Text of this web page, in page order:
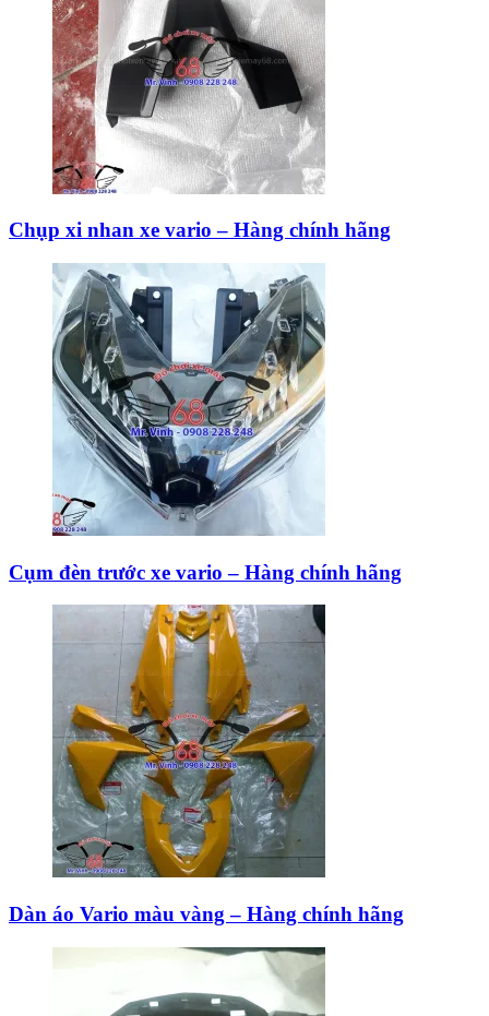
Chụp xi nhan xe vario – Hàng chính hãng
Cụm đèn trước xe vario – Hàng chính hãng
Dàn áo Vario màu vàng – Hàng chính hãng